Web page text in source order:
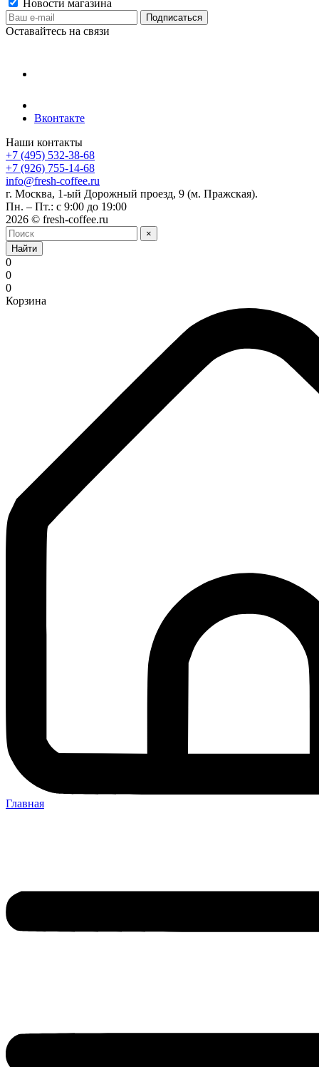
Новости магазина
Оставайтесь на связи
Вконтакте
Наши контакты
+7 (495) 532-38-68
+7 (926) 755-14-68
info@fresh-coffee.ru
г. Москва, 1-ый Дорожный проезд, 9 (м. Пражская).
Пн. – Пт.: с 9:00 до 19:00
2026 © fresh-coffee.ru
×
Найти
0
0
0
Корзина
Главная